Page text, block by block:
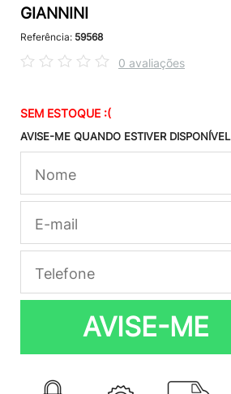
GIANNINI
Referência: 59568
0 avaliações
SEM ESTOQUE :(
AVISE-ME QUANDO ESTIVER DISPONÍVEL
AVISE-ME